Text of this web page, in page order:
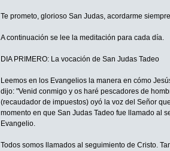
Te prometo, glorioso San Judas, acordarme
A continuación se lee la meditación para cada día.
DIA PRIMERO: La vocación de San Judas Tadeo
Leemos en los Evangelios la manera en cómo
dijo: "Venid conmigo y os haré pescadores de
(recaudador de impuestos) oyó la voz del Señor
momento en que San Judas Tadeo fue llamado al
Evangelio.
Todos somos llamados al seguimiento de Cristo.